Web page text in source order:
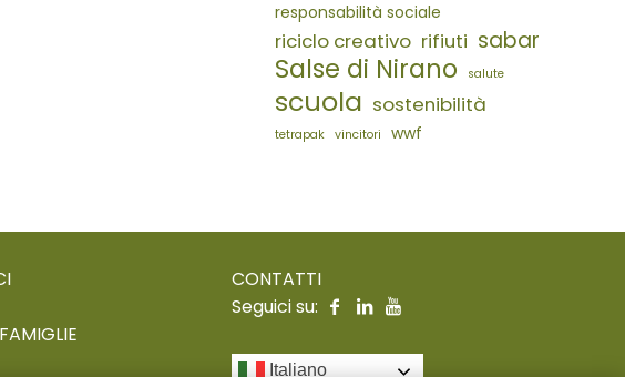
responsabilità sociale
riciclo creativo rifiuti sabar
Salse di Nirano salute
scuola sostenibilità
tetrapak vincitori wwf
CONTATTI
Seguici su:
Italiano